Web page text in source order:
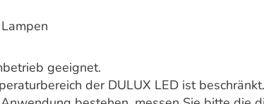
geeignet.
der DULUX LED ist